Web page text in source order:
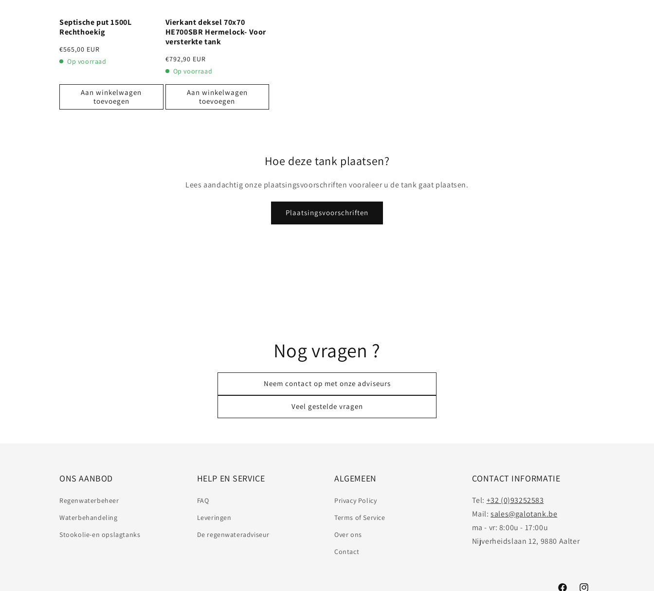
Septische put 1500L
Rechthoekig
Normale
prijs
€565,00 EUR
Op voorraad
Aan winkelwagen
toevoegen
Vierkant deksel 70x70
HE700SBR Hermelock- Voor
versterkte tank
Normale
prijs
€792,90 EUR
Op voorraad
Aan winkelwagen
toevoegen
Hoe deze tank plaatsen?
Lees aandachtig onze plaatsingsvoorschriften vooraleer u de tank gaat plaatsen.
Plaatsingsvoorschriften
Nog vragen ?
Neem contact op met onze adviseurs
Veel gestelde vragen
ONS AANBOD
Regenwaterbeheer
Waterbehandeling
Stookolie-en opslagtanks
HELP EN SERVICE
FAQ
Leveringen
De regenwateradviseur
ALGEMEEN
Privacy Policy
Terms of Service
Over ons
Contact
CONTACT INFORMATIE
Tel: +32 (0)93252583
Mail:sales@galotank.be
ma - vr: 8:00u - 17:00u
Nijverheidslaan 12, 9880 Aalter